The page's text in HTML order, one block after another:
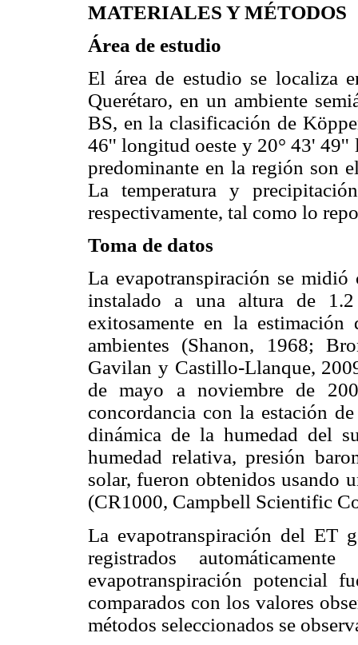
MATERIALES Y MÉTODOS
Área de estudio
El área de estudio se localiza
Querétaro, en un ambiente
BS, en la clasificación de
46'' longitud oeste y 20° 43' 49''
predominante en la región son
La temperatura y
respectivamente, tal como lo
Toma de datos
La evapotranspiración se
instalado a una altura de
exitosamente en la
ambientes (Shanon, 1968;
Gavilan y Castillo-Llanque,
de mayo a noviembre de
concordancia con la estación
dinámica de la humedad del
humedad relativa, presión
solar, fueron obtenidos usando
(CR1000, Campbell Scientific
La evapotranspiración del ET
registrados
evapotranspiración potencial
comparados con los valores
métodos seleccionados se